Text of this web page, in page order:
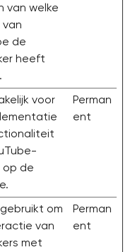
van welke
van
de
heeft
voor
op de
Perman
ent
om
van
met
Perman
ent